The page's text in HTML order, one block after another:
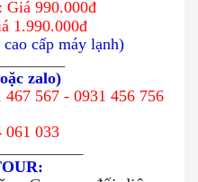
Giá 990.000đ
1.990.000đ
cấp máy lạnh)
zalo)
467 567 - 0931 456 756
033